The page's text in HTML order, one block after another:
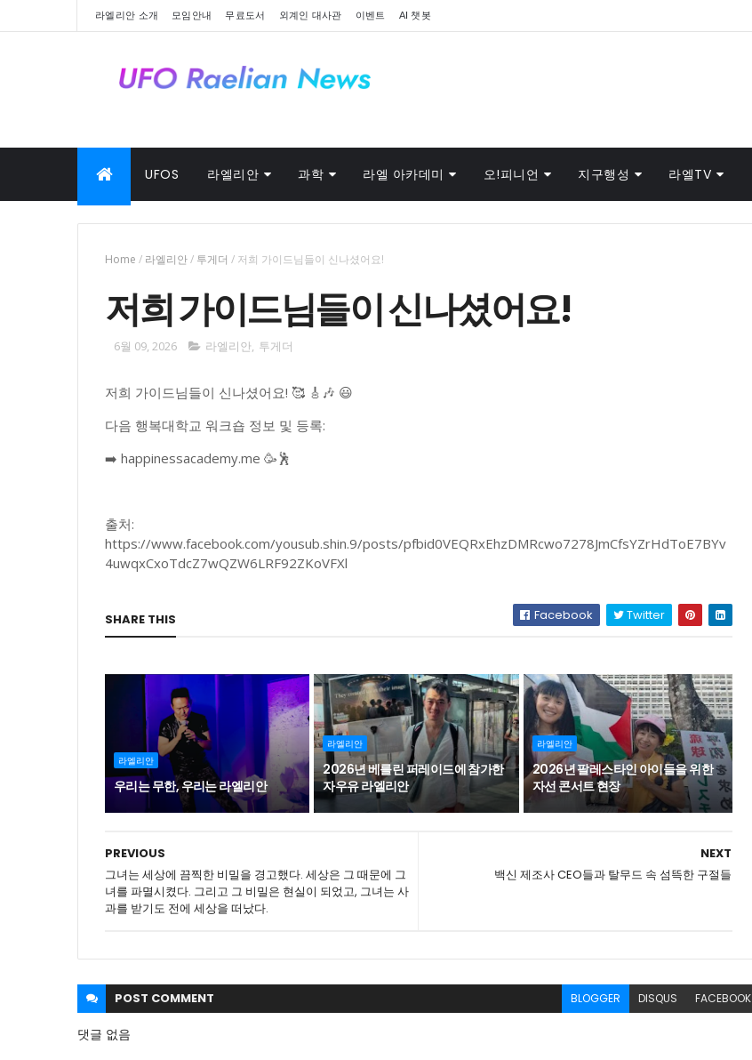
라엘리안 소개 모임안내 무료도서 외계인 대사관 이벤트 AI 챗봇
UFOS 라엘리안 과학 라엘 아카데미 오!피니언 지구행성 라엘TV
Home / 라엘리안/ 투게더 / 저희 가이드님들이 신나셨어요!
저희 가이드님들이 신나셨어요!
6월 09, 2026 라엘리안, 투게더
저희 가이드님들이 신나셨어요! 🥰 🎸🎶 😃
다음 행복대학교 워크숍 정보 및 등록:
➡️ happinessacademy.me 🥳🕺
출처:
https://www.facebook.com/yousub.shin.9/posts/pfbid0VEQRxEhzDMRcwo7278JmCfsYZrHdToE7BYv
4uwqxCxoTdcZ7wQZW6LRF92ZKoVFXl
SHARE THIS Facebook Twitter
라엘리안
우리는 무한, 우리는 라엘리안
라엘리안
2026년 베를린 퍼레이드에 참가한
자우유 라엘리안
라엘리안
2026년 팔레스타인 아이들을 위한
자선 콘서트 현장
NEXT
백신 제조사 CEO들과 탈무드 속 섬뜩한 구절들
PREVIOUS
그녀는 세상에 끔찍한 비밀을 경고했다. 세상은 그 때문에 그
녀를 파멸시켰다. 그리고 그 비밀은 현실이 되었고, 그녀는 사
과를 받기도 전에 세상을 떠났다.
POST COMMENT BLOGGER DISQUS FACEBOOK
댓글 없음